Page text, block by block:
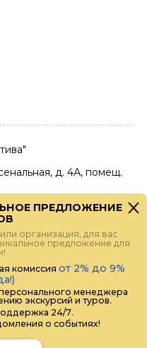
д. 4А, помещ.
ПРЕДЛОЖЕНИЕ
организация, для вас
предложение для
комиссия от 2% до 9%
менеджера
экскурсий и туров.
24/7.
о событиях!